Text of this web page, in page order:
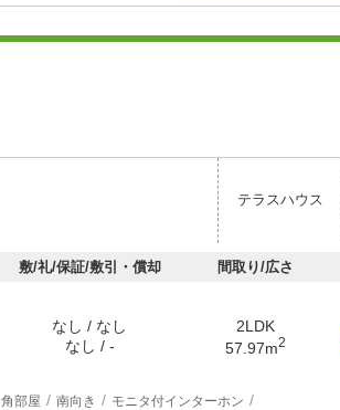
テラスハウス
敷/礼/保証/敷引・償却 間取り/広さ
なし / なし
なし / -
2LDK
57.97m2
角部屋 南向き モニタ付インターホン